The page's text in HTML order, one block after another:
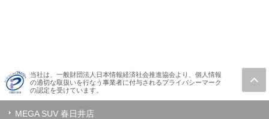
当社は、一般財団法人日本情報経済社会推進協会より、個人情報
の適切な取扱いを行なう事業者に付与されるプライバシーマーク
の認定を受けています。
MEGA SUV 春日井店